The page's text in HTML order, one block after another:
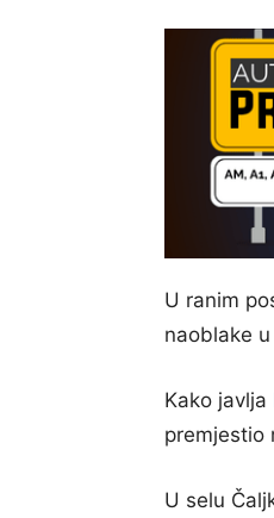
U ranim
naoblake
Kako javlja
premjestio
U selu